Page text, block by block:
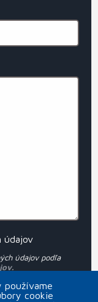
údajov
údajov podľa
používame
cookie